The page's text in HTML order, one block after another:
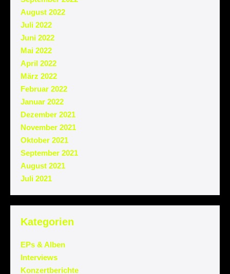
August 2022
Juli 2022
Juni 2022
Mai 2022
April 2022
März 2022
Februar 2022
Januar 2022
Dezember 2021
November 2021
Oktober 2021
September 2021
August 2021
Juli 2021
Kategorien
EPs & Alben
Interviews
Konzertberichte